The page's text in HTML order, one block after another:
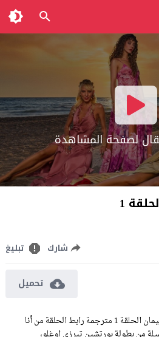
لصفحة المشاهدة
1
شارك تبليغ
تحميل
مشاهدة وتحميل مسلسل انا ليمان الحلقة 1 مترجمة رابط الحلقة من أنا